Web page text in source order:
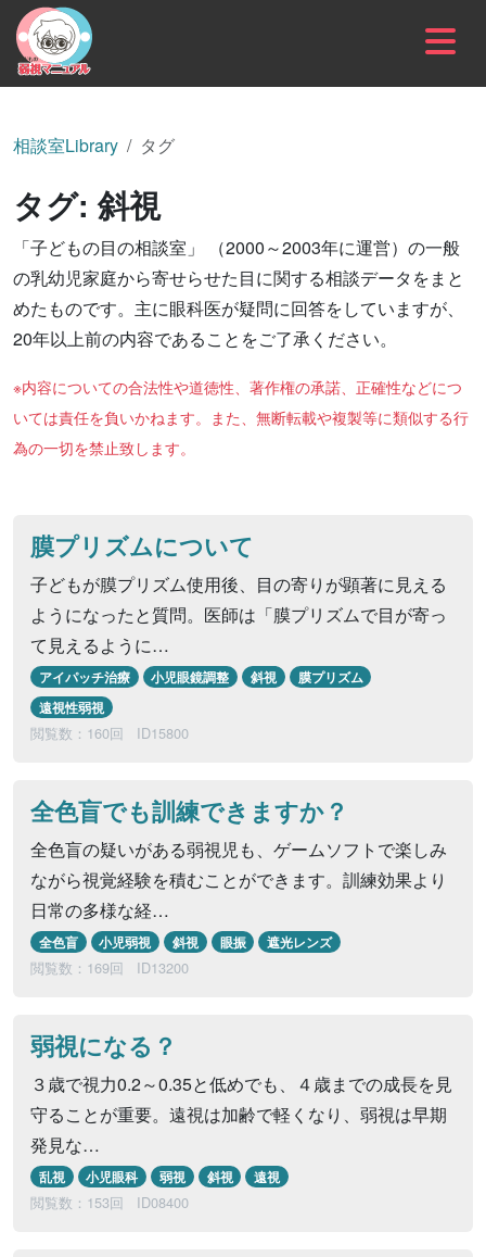
内容をスキップ
相談室Library タグ
タグ:斜視
「子どもの目の相談室」 （2000～2003年に運営）の一般
の乳幼児家庭から寄せらせた目に関する相談データをまと
めたものです。主に眼科医が疑問に回答をしていますが、
20年以上前の内容であることをご了承ください。
※内容についての合法性や道徳性、著作権の承諾、正確性などにつ
いては責任を負いかねます。また、無断転載や複製等に類似する行
為の一切を禁止致します。
膜プリズムについて
子どもが膜プリズム使用後、目の寄りが顕著に見える
ようになったと質問。医師は「膜プリズムで目が寄っ
て見えるように…
アイパッチ治療 小児眼鏡調整 斜視
膜プリズム
遠視性弱視
閲覧数：160回 ID15800
全色盲でも訓練できますか？
全色盲の疑いがある弱視児も、ゲームソフトで楽しみ
ながら視覚経験を積むことができます。訓練効果より
日常の多様な経…
全色盲 小児弱視 斜視 眼振 遮光レンズ
閲覧数：169回 ID13200
弱視になる？
３歳で視力0.2～0.35と低めでも、４歳までの成長を見
守ることが重要。遠視は加齢で軽くなり、弱視は早期
発見な…
乱視 小児眼科 弱視 斜視 遠視
閲覧数：153回 ID08400